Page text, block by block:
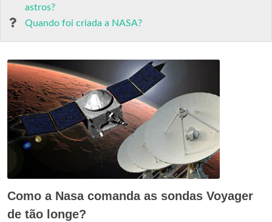
astros?
Quando foi criada a NASA?
Como a Nasa comanda as sondas Voyager
de tão longe?